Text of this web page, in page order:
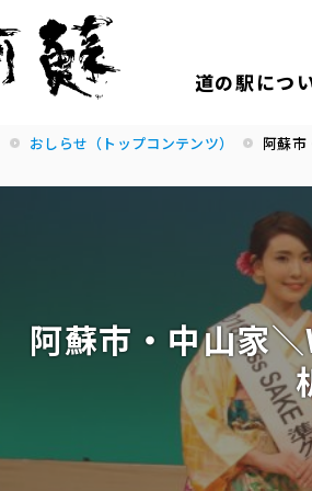
道の駅につ
おしらせ（トップコンテンツ） 阿蘇
阿蘇市・中山家